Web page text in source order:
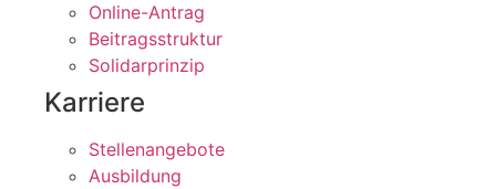
Online-Antrag
Beitragsstruktur
Solidarprinzip
Karriere
Stellenangebote
Ausbildung